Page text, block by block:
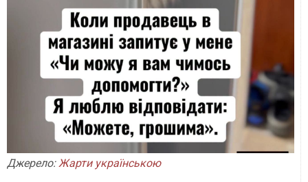
Джерело:Жарти українською